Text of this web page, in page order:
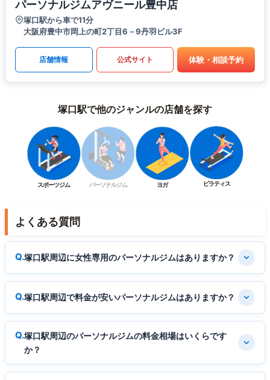
パーソナルジムアヴニール豊中店
塚口駅から車で11分
大阪府豊中市岡上の町2丁目6－9丹羽ビル3F
店舗情報 公式サイト 体験・相談予約
塚口駅で他のジャンルの店舗を探す
スポーツジム パーソナルジム ヨガ ピラティス
よくある質問
塚口駅周辺に女性専用のパーソナルジムはありますか？
塚口駅周辺で料金が安いパーソナルジムはありますか？
塚口駅周辺のパーソナルジムの料金相場はいくらです
か？